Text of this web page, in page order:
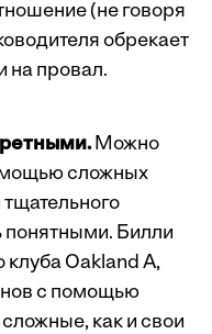
(не говоря
обрекает
на провал.
Можно
­сложных
понятными. Билли
Oakland A,
с помощью
как и свои